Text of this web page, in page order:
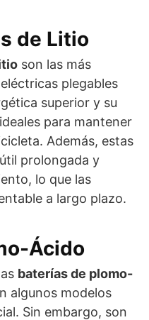
de Litio
son las más
plegables
superior y su
para mantener
Además, estas
prolongada y
lo que las
a largo plazo.
Ácido
baterías de plomo-
algunos modelos
Sin embargo, son